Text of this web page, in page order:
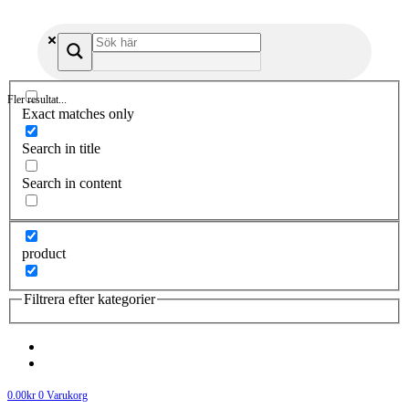
Fler resultat...
Exact matches only
Search in title
Search in content
product
Filtrera efter kategorier
0.00kr 0 Varukorg